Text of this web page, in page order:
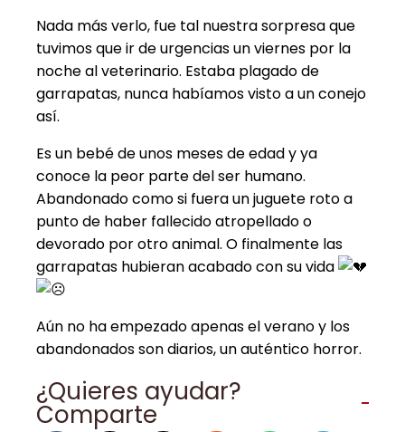
Nada más verlo, fue tal nuestra sorpresa que
tuvimos que ir de urgencias un viernes por la
noche al veterinario. Estaba plagado de
garrapatas, nunca habíamos visto a un conejo
así.
Es un bebé de unos meses de edad y ya
conoce la peor parte del ser humano.
Abandonado como si fuera un juguete roto a
punto de haber fallecido atropellado o
devorado por otro animal. O finalmente las
garrapatas hubieran acabado con su vida
Aún no ha empezado apenas el verano y los
abandonados son diarios, un auténtico horror.
¿Quieres ayudar?
Comparte